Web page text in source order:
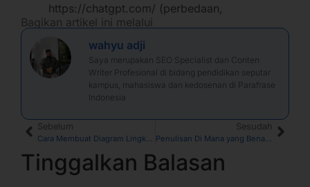
https://chatgpt.com/ (perbedaan,
Bagikan artikel ini melalui
wahyu adji
Saya merupakan SEO Specialist dan Conten
Writer Profesional di bidang pendidikan seputar
kampus, mahasiswa dan kedosenan di Parafrase
Indonesia
Sebelum
Cara Membuat Diagram Lingkaran di Ms Word, Excel, Google Docs dan Spreadsheet
Sesudah
Penulisan Di Mana yang Benar Sesuai EYD
Tinggalkan Balasan